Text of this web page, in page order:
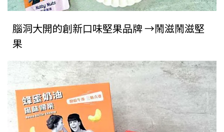
腦洞大開的創新口味堅果品牌 →鬧滋鬧滋堅
果